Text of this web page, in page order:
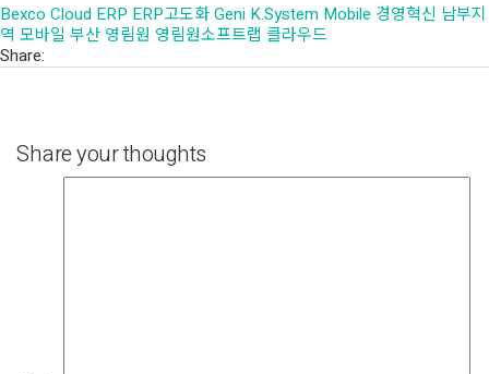
Bexco Cloud ERP ERP고도화Geni K.System Mobile 경영혁신 남부지
역 모바일 부산 영림원 영림원소프트랩 클라우드
Share:
Share your thoughts